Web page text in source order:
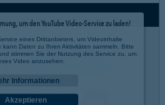
um den YouTube Video-Service zu laden!
eines Drittanbieters, um Videoinhalte
kann Daten zu Ihren Aktivitäten sammeln. Bitte
stimmen Sie der Nutzung des Service zu, um
Video anzusehen.
Informationen
Akzeptieren